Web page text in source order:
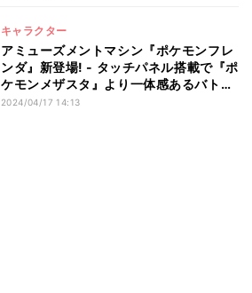
キャラクター
アミューズメントマシン『ポケモンフレ
ンダ』新登場! - タッチパネル搭載で『ポ
ケモンメザスタ』より一体感あるバトル
展開に
2024/04/17 14:13